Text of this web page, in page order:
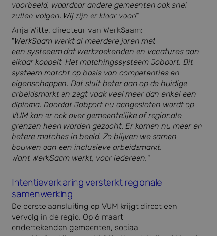
voorbeeld, waardoor andere gemeenten ook snel
zullen volgen. Wij zijn er klaar voor!”
Anja Witte, directeur van WerkSaam:
"WerkSaam werkt al meerdere jaren met
een systeeem dat werkzoekenden en vacatures aan
elkaar koppelt. Het matchingssysteem Jobport. Dit
systeem matcht op basis van competenties en
eigenschappen. Dat sluit beter aan op de huidige
arbeidsmarkt en zegt vaak veel meer dan enkel een
diploma. Doordat Jobport nu aangesloten wordt op
VUM kan er ook over gemeentelijke of regionale
grenzen heen worden gezocht. Er komen nu meer en
betere matches in beeld. Zo blijven we samen
bouwen aan een inclusieve arbeidsmarkt.
Want WerkSaam werkt, voor iedereen."
Intentieverklaring versterkt regionale
samenwerking
De eerste aansluiting op VUM krijgt direct een
vervolg in de regio. Op 6 maart
ondertekenden gemeenten, sociaal